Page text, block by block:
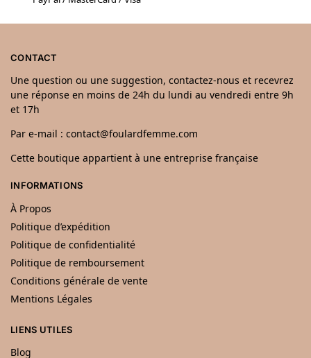
CONTACT
Une question ou une suggestion, contactez-nous et recevrez
une réponse en moins de 24h du lundi au vendredi entre 9h
et 17h
Par e-mail : contact@foulardfemme.com
Cette boutique appartient à une entreprise française
INFORMATIONS
À Propos
Politique d’expédition
Politique de confidentialité
Politique de remboursement
Conditions générale de vente
Mentions Légales
LIENS UTILES
Blog